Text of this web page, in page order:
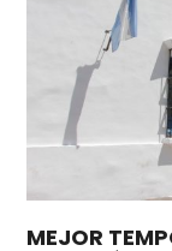
MEJOR